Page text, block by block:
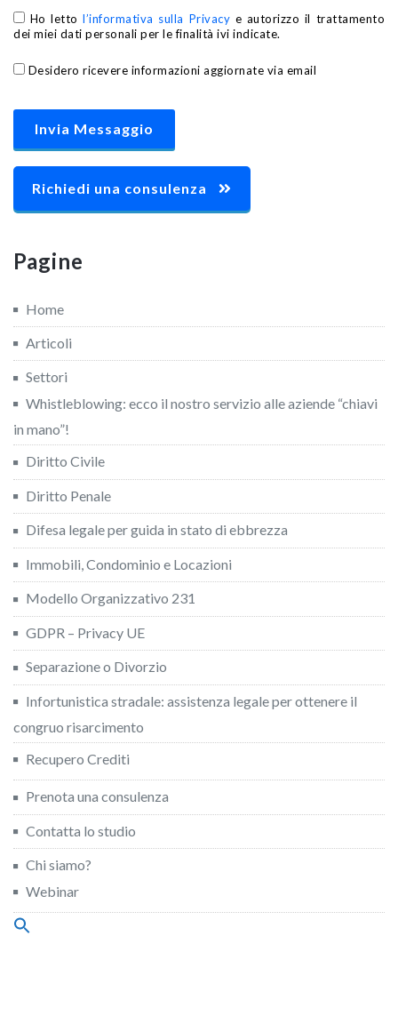
Ho lettol’informativa sulla Privacy e autorizzo il trattamento
dei miei dati personali per le finalità ivi indicate.
Desidero ricevere informazioni aggiornate via email
Richiedi una consulenza
Pagine
Home
Articoli
Settori
Whistleblowing: ecco il nostro servizio alle aziende “chiavi
in mano”!
Diritto Civile
Diritto Penale
Difesa legale per guida in stato di ebbrezza
Immobili, Condominio e Locazioni
Modello Organizzativo 231
GDPR – Privacy UE
Separazione o Divorzio
Infortunistica stradale: assistenza legale per ottenere il
congruo risarcimento
Recupero Crediti
Prenota una consulenza
Contatta lo studio
Chi siamo?
Webinar
Search